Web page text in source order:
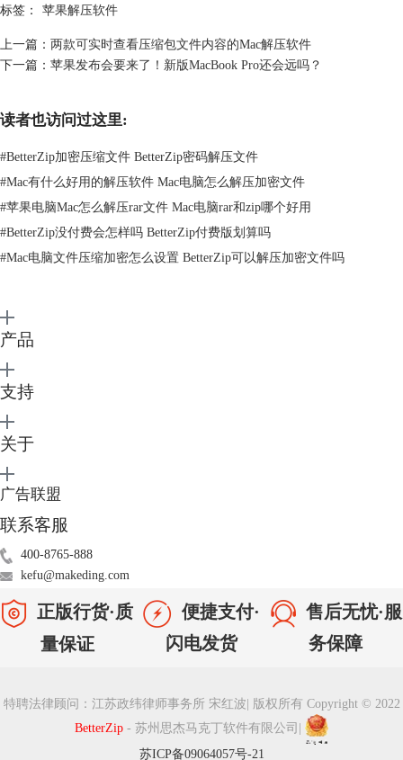
图2：压缩加密方式
我们选择压缩，如图3。
图3：可选压缩格式
在此界面中我们需要输入要设置的压缩包加密密码。
BetterZip同时也允许我们使用它建议的强密码进行加密，使用方法很简
单，点击右侧的钥匙图标按钮，选择其中一个强密码即可。
BetterZip强大的地方还在于，它能通过我们在密码管理器中保存的密码，
帮助我们快速解密压缩包。只需要在“密码”设置中，选择“自动尝试密
标签： 苹果解压软件
上一篇： 两款可实时查看压缩包文件内容的Mac解压软件
下一篇： 苹果发布会要来了！新版MacBook Pro还会远吗？
读者也访问过这里:
#BetterZip加密压缩文件 BetterZip密码解压文件
#Mac有什么好用的解压软件 Mac电脑怎么解压加密文件
#苹果电脑Mac怎么解压rar文件 Mac电脑rar和zip哪个好用
#BetterZip没付费会怎样吗 BetterZip付费版划算吗
#Mac电脑文件压缩加密怎么设置 BetterZip可以解压加密文件吗
产品
支持
关于
广告联盟
联系客服
400-8765-888
kefu@makeding.com
正版行货·质
量保证
便捷支付·
闪电发货
售后无忧·服
务保障
特聘法律顾问：江苏政纬律师事务所 宋红波
版权所有 Copyright © 2022
BetterZip - 苏州思杰马克丁软件有限公司
苏ICP备09064057号-21